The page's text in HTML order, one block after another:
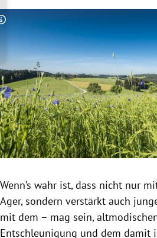
Untermenü
Untermenü
Untermenü
Untermenü
Untermenü
Untermenü
Untermenü
Copyright-Hinweis öffnen/schließen
Wenn’s wahr ist, dass nicht nur
Ager, sondern verstärkt auch
mit dem – mag sein,
Entschleunigung und dem damit